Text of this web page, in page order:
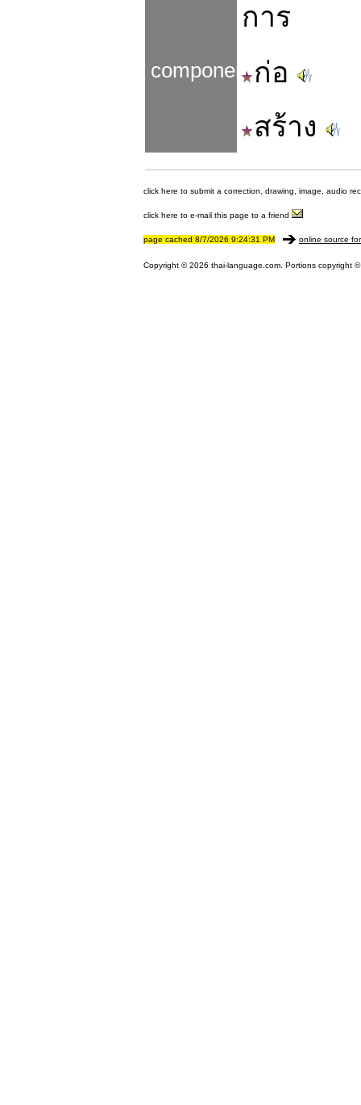
components
การ
ก่อ
สร้าง
click here to submit a correction, drawing, image, audio
click here to e-mail this page to a friend
page cached 8/7/2026 9:24:31 PM online source
Copyright © 2026 thai-language.com. Portions copyright